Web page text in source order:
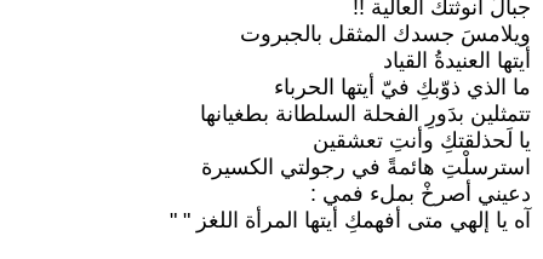
جبالَ أنوثتك العالية !!
ويلامسَ جسدك المثقل بالجبروت
أيتها العنيدةُ القياد
ما الذي ذوّبكِ فيّ أيتها الحرباء
تتمثلين بدَورِ الفحلة السلطانة بطغيانها
يا لَحذلقتكِ وأنتِ تعشقين
استرسلْتِ هائمةً في رجولتي الكسيرة
دعيني أصرخْ بملء فمي :
آه يا إلهي متى أفهمكِ أيتها المرأة اللغز " "